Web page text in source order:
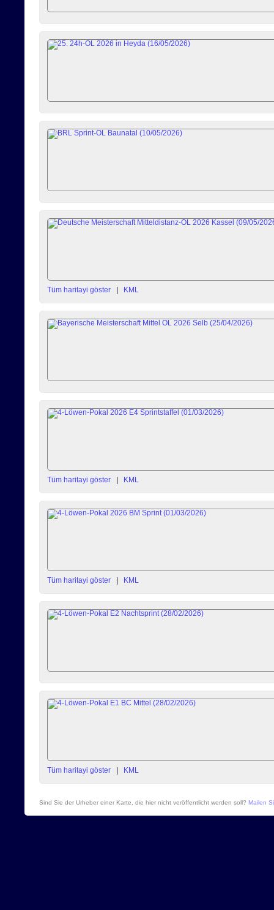
Tüm haritayi göster | KML
Tüm haritayi göster | KML
Tüm haritayi göster | KML
Tüm haritayi göster | KML
Sind Sie der Urheber einer Karte, die hier nicht veröffentlicht werden soll? Mailen